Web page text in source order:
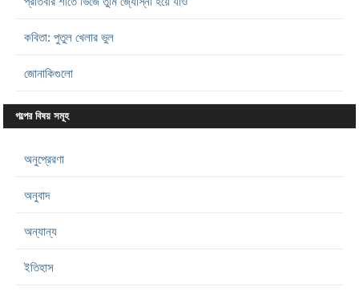
কবিতা: পুতুল খেলার ভুল
জোনাকিগুলো
গল্পের বিষয় সমূহ
অনুপ্রেরণা
অনুবাদ
অন্যান্য
ইতিহাস